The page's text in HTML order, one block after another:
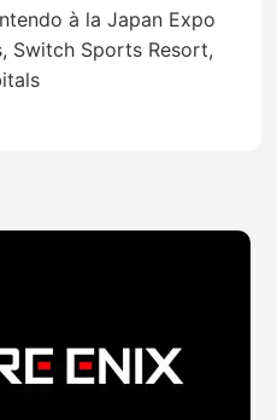
à la Japan Expo
Switch Sports Resort,